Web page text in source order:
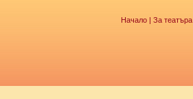
Начало | За театъра